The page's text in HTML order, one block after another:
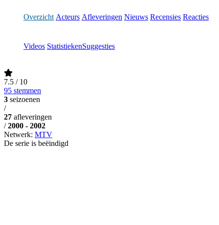
Overzicht Acteurs Afleveringen Nieuws Recensies Reacties
Videos StatistiekenSuggesties
7.5 / 10
95 stemmen
3 seizoenen
/
27 afleveringen
/ 2000 - 2002
Netwerk: MTV
De serie is beëindigd